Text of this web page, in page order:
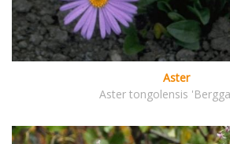
Aster
Aster tongolensis